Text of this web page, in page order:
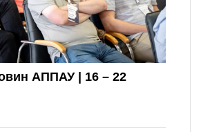
АППАУ | 16 – 22